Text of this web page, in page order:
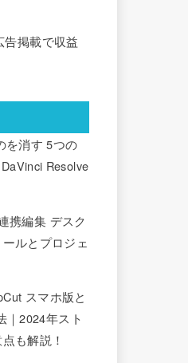
掲載で収益
を消す 5つの
Resolve
携編集 デスク
ルとプロジェ
スマホ版と
｜2024年スト
も解説！